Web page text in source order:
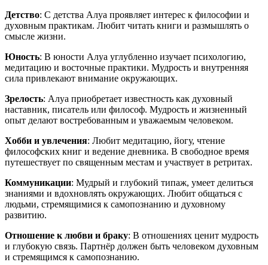
Детство: С детства Алуа проявляет интерес к философии и
духовным практикам. Любит читать книги и размышлять о
смысле жизни.
Юность: В юности Алуа углубленно изучает психологию,
медитацию и восточные практики. Мудрость и внутренняя
сила привлекают внимание окружающих.
Зрелость: Алуа приобретает известность как духовный
наставник, писатель или философ. Мудрость и жизненный
опыт делают востребованным и уважаемым человеком.
Хобби и увлечения: Любит медитацию, йогу, чтение
философских книг и ведение дневника. В свободное время
путешествует по священным местам и участвует в ретритах.
Коммуникации: Мудрый и глубокий типаж, умеет делиться
знаниями и вдохновлять окружающих. Любит общаться с
людьми, стремящимися к самопознанию и духовному
развитию.
Отношение к любви и браку: В отношениях ценит мудрость
и глубокую связь. Партнёр должен быть человеком духовным
и стремящимся к самопознанию.